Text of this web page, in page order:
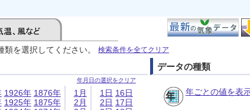
を選択してください。 検索条件を全てクリア
年月日の選択をクリア
1926年
1925年
1876年
1875年
1月
2月
1日
2日
16日
17日
データの種類
年ごとの値を表